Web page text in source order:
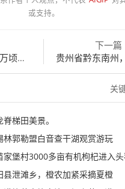
或支持。
金黄
下一篇
贵州省黔东南州，从江县水稻
关
梯田美景。
林郭勒盟白音查干湖观赏游玩
家堡村3000多亩有机枸杞进入
县泄滩乡，橙农加紧采摘夏橙